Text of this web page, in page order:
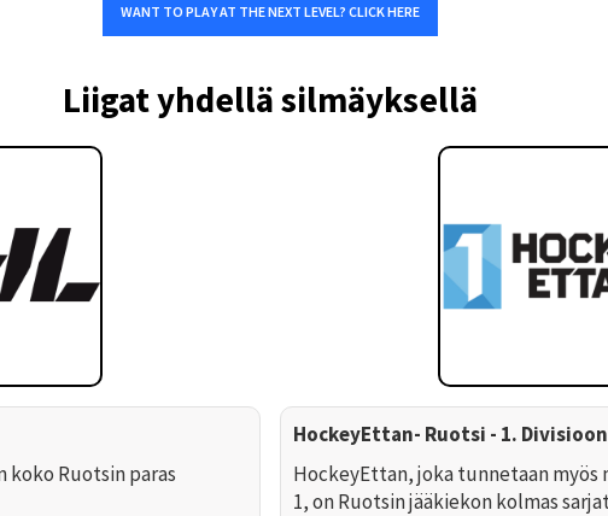
WANT TO PLAY AT THE NEXT LEVEL? CLICK HERE
Liigat yhdellä silmäyksellä
koko Ruotsin paras
HockeyEttan- Ruotsi - 1.
HockeyEttan, joka tunnetaan myös
1, on Ruotsin jääkiekon kolmas